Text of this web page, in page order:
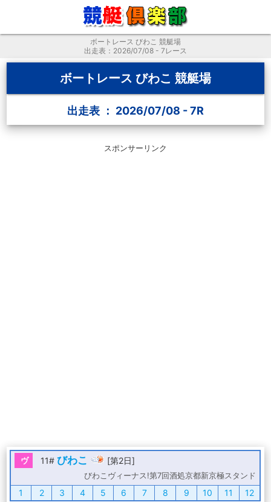
ボートレース びわこ 競艇場
出走表：2026/07/08 - 7レース
ボートレース びわこ 競艇場
出走表 ： 2026/07/08 - 7R
スポンサーリンク
ヴ 11#びわこ [第2日]
びわこヴィーナス!第7回酒処京都新京極スタンド
1 2 3 4 5 6 7 8 9 10 11 12